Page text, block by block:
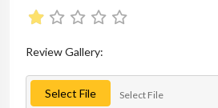
Review Gallery:
Select File Select File